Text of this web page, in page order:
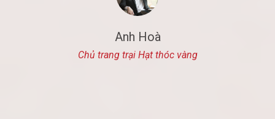
Anh Hoà
Chủ trang trại Hạt thóc vàng